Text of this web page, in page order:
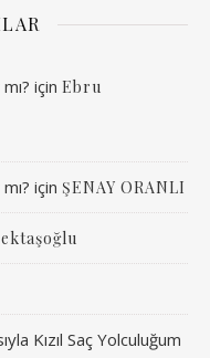
için Ebru
için ŞENAY ORANLI
Kızıl Saç Yolculuğum